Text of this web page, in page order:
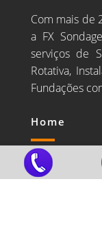
Com mais de
a FX
serviços de
Rotativa,
Fundações
Home
Estrutura e
Valores